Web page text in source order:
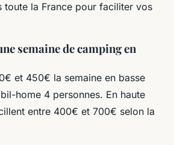
toute la France pour faciliter vos
semaine de camping en
et 450€ la semaine en basse
home 4 personnes. En haute
entre 400€ et 700€ selon la